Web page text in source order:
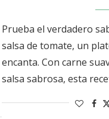
Prueba el verdadero
salsa de tomate, un
encanta. Con carne
salsa sabrosa, esta